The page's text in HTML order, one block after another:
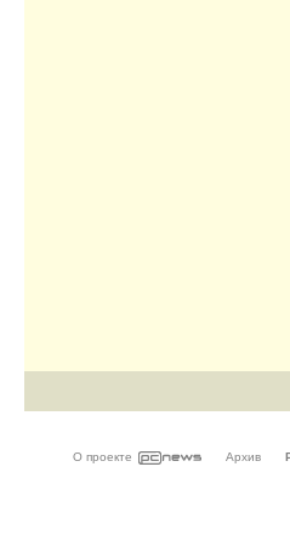
О проекте Архив